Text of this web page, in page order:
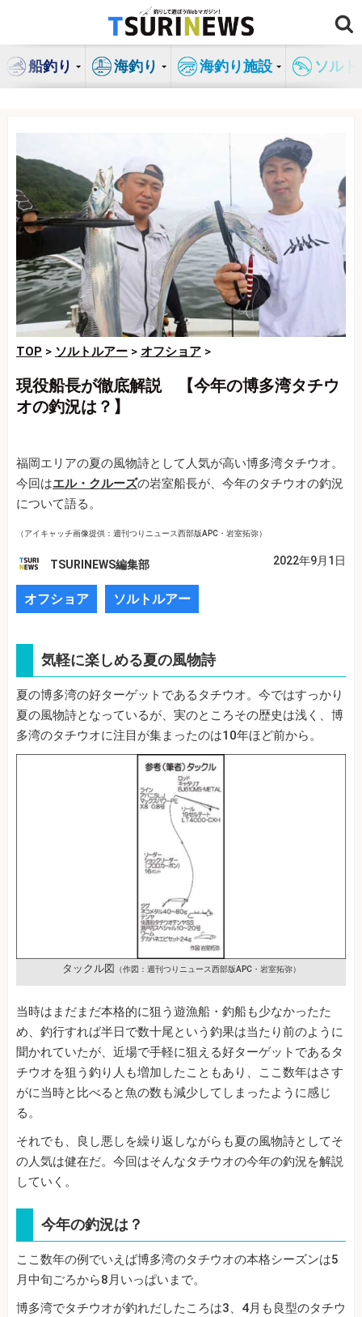
ン
船釣り 海釣り 海釣り施設 ソル
TOP > ソルトルアー > オフショア >
現役船長が徹底解説 【今年の博多湾タチウ
オの釣況は？】
福岡エリアの夏の風物詩として人気が高い博多湾タチウオ。
今回はエル・クルーズの岩室船長が、今年のタチウオの釣況
について語る。
（アイキャッチ画像提供：週刊つりニュース西部版APC・岩室拓弥）
TSURINEWS編集部 2022年9月1日
オフショア ソルトルアー
気軽に楽しめる夏の風物詩
夏の博多湾の好ターゲットであるタチウオ。今ではすっかり
夏の風物詩となっているが、実のところその歴史は浅く、博
多湾のタチウオに注目が集まったのは10年ほど前から。
タックル図 （作図：週刊つりニュース西部版APC・岩室拓弥）
当時はまだまだ本格的に狙う遊漁船・釣船も少なかったた
め、釣行すれば半日で数十尾という釣果は当たり前のように
聞かれていたが、近場で手軽に狙える好ターゲットであるタ
チウオを狙う釣り人も増加したこともあり、ここ数年はさす
がに当時と比べると魚の数も減少してしまったように感じ
る。
それでも、良し悪しを繰り返しながらも夏の風物詩としてそ
の人気は健在だ。今回はそんなタチウオの今年の釣況を解説
していく。
今年の釣況は？
ここ数年の例でいえば博多湾のタチウオの本格シーズンは5
月中旬ごろから8月いっぱいまで。
博多湾でタチウオが釣れだしたころは3、4月も良型のタチウ